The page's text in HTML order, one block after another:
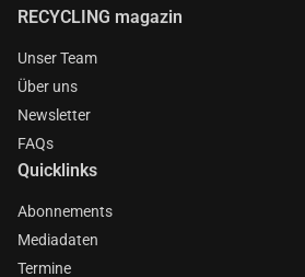
RECYCLING magazin
Unser Team
Über uns
Newsletter
FAQs
Quicklinks
Abonnements
Mediadaten
Termine